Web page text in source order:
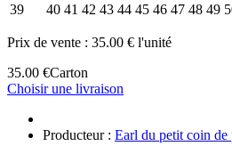
39
40 41 42 43 44 45 46 47 48 49
Prix de vente : 35.00 € l'unité
35.00 €Carton
Choisir une livraison
Producteur : Earl du petit coin de